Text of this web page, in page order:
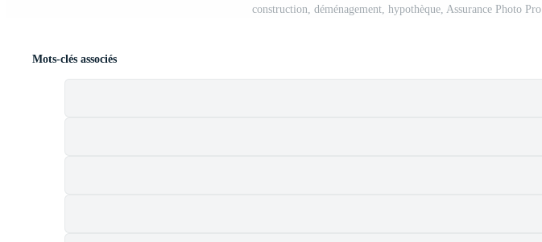
construction, déménagement, hypothèque, Assurance Photo Pro
Mots-clés associés